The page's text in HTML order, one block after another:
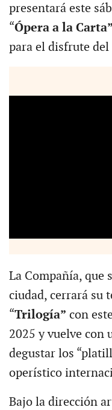
presentará este
“Ópera a la Carta”
para el disfrute
La Compañía, que
ciudad, cerrará su
“Trilogía” con
2025 y vuelve con
degustar los
operístico
Bajo la dirección